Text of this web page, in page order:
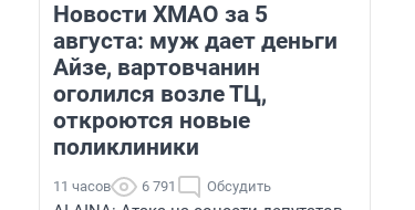
Новости ХМАО за 5
августа: муж дает деньги
Айзе, вартовчанин
оголился возле ТЦ,
откроются новые
поликлиники
11 часов 6 791 Обсудить